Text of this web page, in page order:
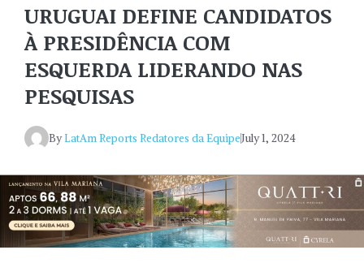
URUGUAI DEFINE CANDIDATOS
À PRESIDÊNCIA COM
ESQUERDA LIDERANDO NAS
PESQUISAS
ByLatAm Reports Redatores da EquipeJuly 1, 2024